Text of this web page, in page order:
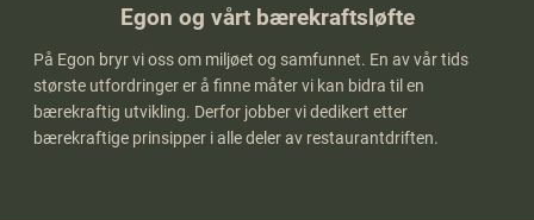
Egon og vårt bærekraftsløfte
På Egon bryr vi oss om miljøet og samfunnet. En av vår tids
største utfordringer er å finne måter vi kan bidra til en
bærekraftig utvikling. Derfor jobber vi dedikert etter
bærekraftige prinsipper i alle deler av restaurantdriften.